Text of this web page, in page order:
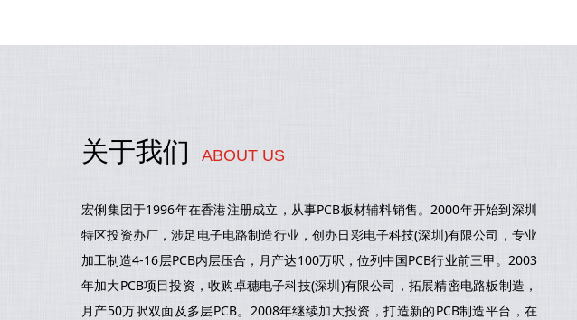
关于我们 ABOUT US
宏俐集团于1996年在香港注册成立，从事PCB板材辅料销售。2000年开始到深圳
特区投资办厂，涉足电子电路制造行业，创办日彩电子科技(深圳)有限公司，专业
加工制造4-16层PCB内层压合，月产达100万呎，位列中国PCB行业前三甲。2003
年加大PCB项目投资，收购卓穗电子科技(深圳)有限公司，拓展精密电路板制造，
月产50万呎双面及多层PCB。2008年继续加大投资，打造新的PCB制造平台，在